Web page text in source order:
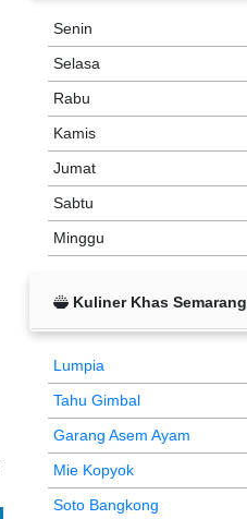
Senin
Selasa
Rabu
Kamis
Jumat
Sabtu
Minggu
Kuliner Khas Semarang
Lumpia
Tahu Gimbal
Garang Asem Ayam
Mie Kopyok
Soto Bangkong